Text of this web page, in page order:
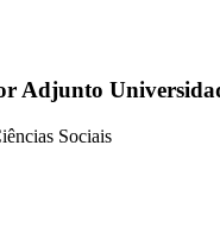
Adjunto
Sociais